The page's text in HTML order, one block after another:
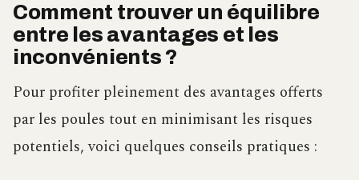
Comment trouver un équilibre
entre les avantages et les
inconvénients ?
Pour profiter pleinement des avantages offerts
par les poules tout en minimisant les risques
potentiels, voici quelques conseils pratiques :